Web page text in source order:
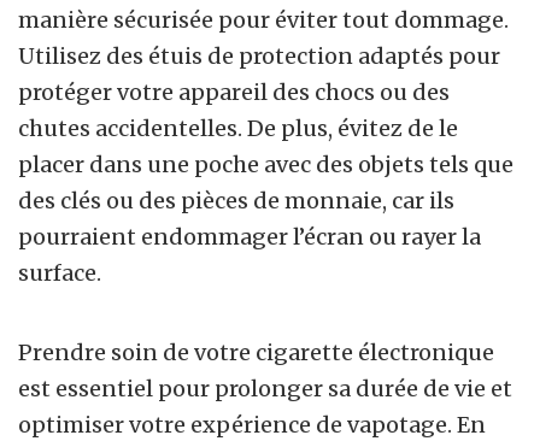
manière sécurisée pour éviter tout dommage.
Utilisez des étuis de protection adaptés pour
protéger votre appareil des chocs ou des
chutes accidentelles. De plus, évitez de le
placer dans une poche avec des objets tels que
des clés ou des pièces de monnaie, car ils
pourraient endommager l’écran ou rayer la
surface.
Prendre soin de votre cigarette électronique
est essentiel pour prolonger sa durée de vie et
optimiser votre expérience de vapotage. En